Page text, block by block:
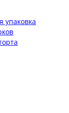
упаковка